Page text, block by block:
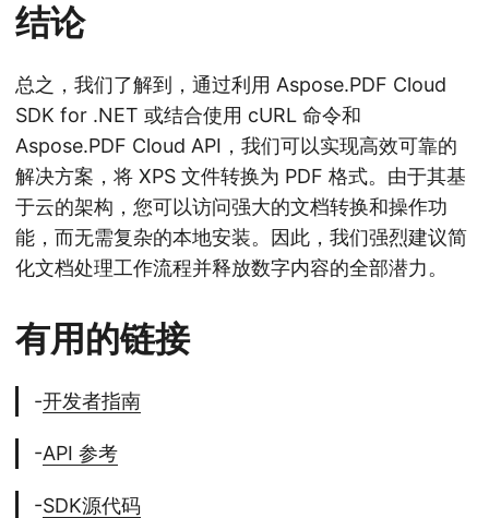
结论
总之，我们了解到，通过利用 Aspose.PDF Cloud
SDK for .NET 或结合使用 cURL 命令和
Aspose.PDF Cloud API，我们可以实现高效可靠的
解决方案，将 XPS 文件转换为 PDF 格式。由于其基
于云的架构，您可以访问强大的文档转换和操作功
能，而无需复杂的本地安装。因此，我们强烈建议简
化文档处理工作流程并释放数字内容的全部潜力。
有用的链接
-开发者指南
-API 参考
-SDK源代码